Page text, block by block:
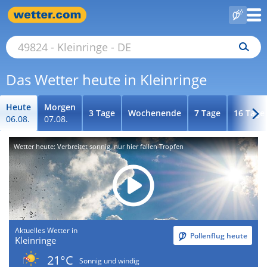
Das Wetter heute in Kleinringe
Heute
06.08.
Morgen
07.08.
3 Tage Wochenende 7 Tage 16 Tage
Wetter heute: Verbreitet sonnig, nur hier fallen Tropfen
Aktuelles Wetter in
Kleinringe Pollenflug heute
21°C
Sonnig und windig